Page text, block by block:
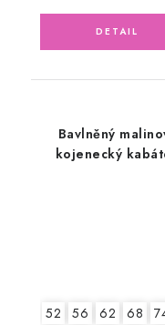
Bavlněný
kojenecký
52 56 62 68